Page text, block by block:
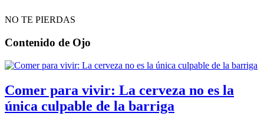
NO TE PIERDAS
Contenido de Ojo
Comer para vivir: La cerveza no es la
única culpable de la barriga